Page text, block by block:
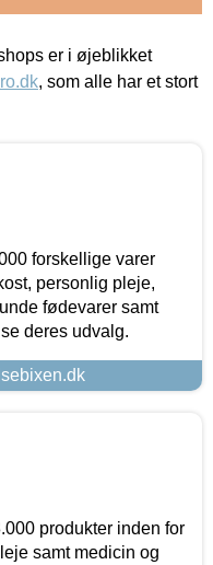
er i øjeblikket
, som alle har et stort
forskellige varer
personlig pleje,
fødevarer samt
deres udvalg.
produkter inden for
samt medicin og